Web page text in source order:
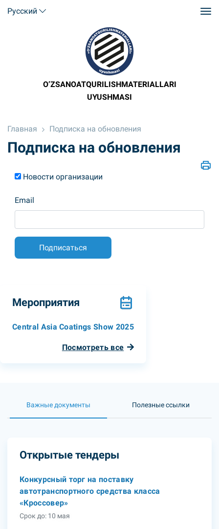
Русский
O’ZSANOATQURILISHMATERIALLARI
UYUSHMASI
Главная Подписка на обновления
Подписка на обновления
Новости организации
Email
Мероприятия
Central Asia Coatings Show 2025
Посмотреть все
Важные документы Полезные ссылки
Открытые тендеры
Конкурсный торг на поставку
автотранспортного средства класса
«Кроссовер»
Срок до: 10 мая